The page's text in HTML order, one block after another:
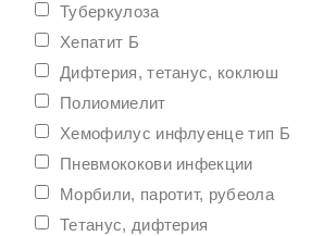
Туберкулоза
Хепатит Б
Дифтерия, тетанус, коклюш
Полиомиелит
Хемофилус инфлуенце тип Б
Пневмококови инфекции
Морбили, паротит, рубеола
Тетанус, дифтерия